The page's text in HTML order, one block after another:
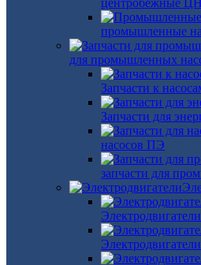
центробежные ЦН
промышленные
для промышленных
Запчасти к
Запчасти для
насосов ПЭ
запчасти для